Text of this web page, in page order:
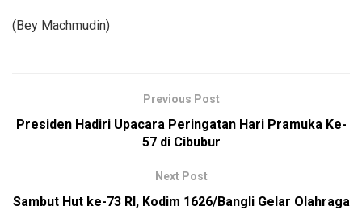
(Bey Machmudin)
Previous Post
Presiden Hadiri Upacara Peringatan Hari Pramuka Ke-
57 di Cibubur
Next Post
Sambut Hut ke-73 RI, Kodim 1626/Bangli Gelar Olahraga